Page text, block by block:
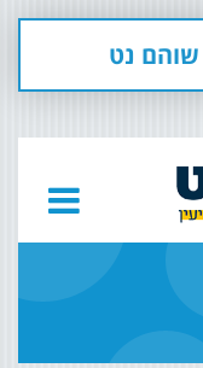
שוהם נט